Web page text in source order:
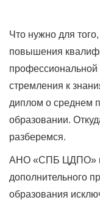
Что нужно для
повышения
профессиональной
стремления к
диплом о среднем
образовании.
разберемся.
АНО «СПБ ЦДПО»
дополнительного
образования